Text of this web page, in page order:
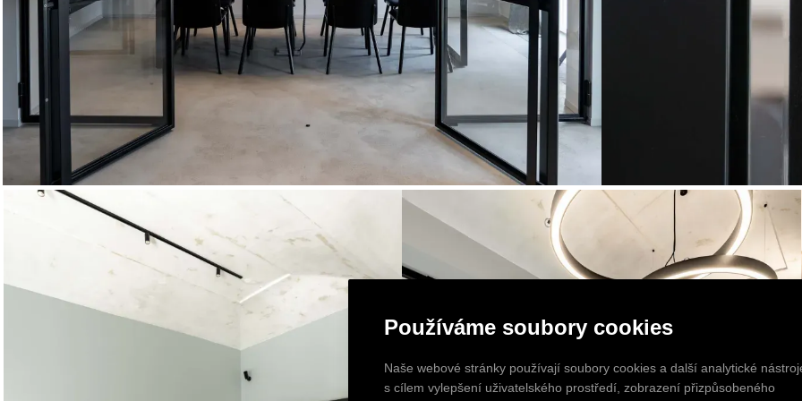
Používáme soubory cookies
Naše webové stránky používají soubory cookies a další analytické
s cílem vylepšení uživatelského prostředí, zobrazení přizpůsobeného